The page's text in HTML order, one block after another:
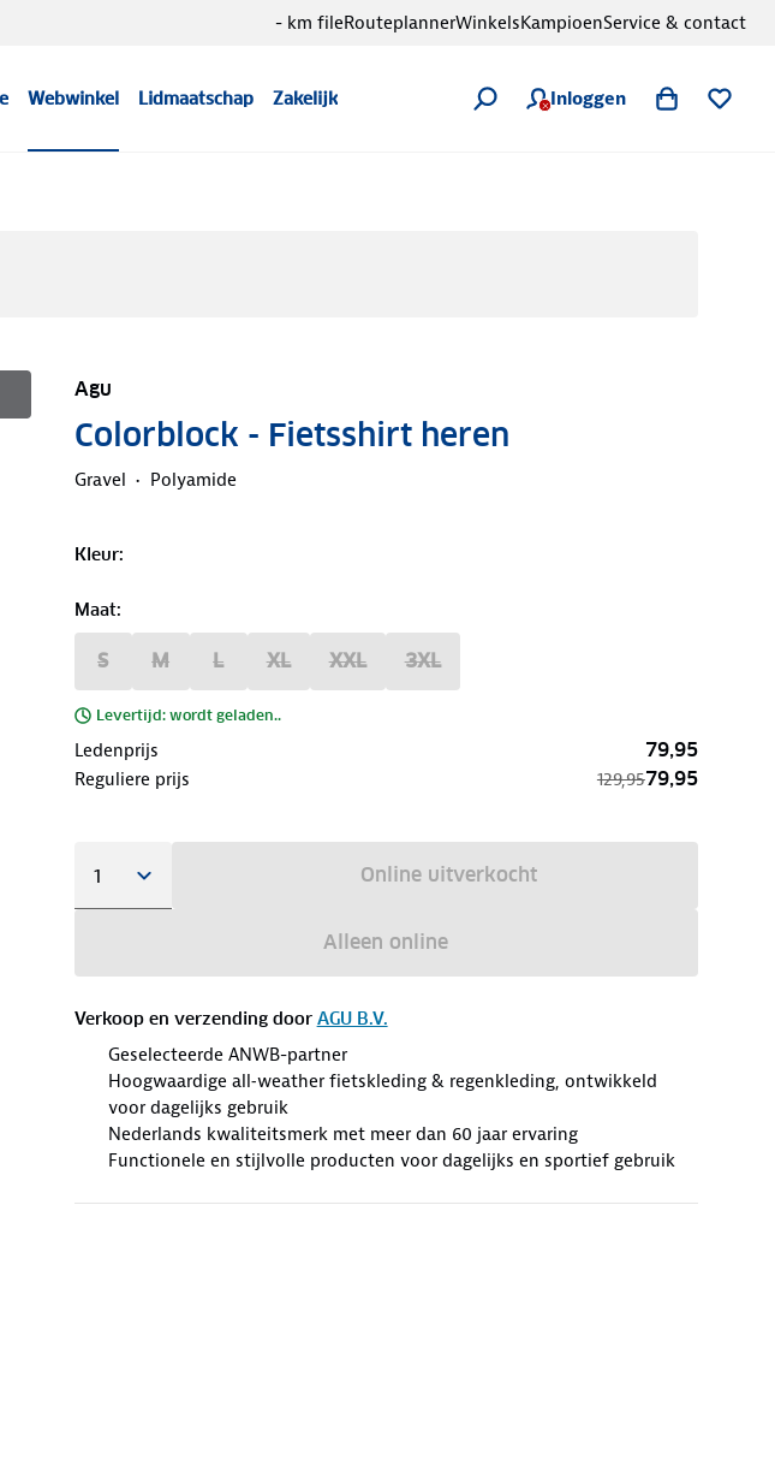
Webwinkel Lidmaatschap Zakelijk Inloggen
- km fileRouteplannerWinkelsKampioenService & contact
Agu
Colorblock - Fietsshirt heren
Gravel Polyamide
Kleur:
Maat:
S M L XL XXL 3XL
Levertijd: wordt geladen..
Ledenprijs 79,95
Reguliere prijs 129,9579,95
Online uitverkocht
Alleen online
Verkoop en verzending door AGU B.V.
Geselecteerde ANWB-partner
Hoogwaardige all‑weather fietskleding & regenkleding, ontwikkeld
voor dagelijks gebruik
Nederlands kwaliteitsmerk met meer dan 60 jaar ervaring
Functionele en stijlvolle producten voor dagelijks en sportief gebruik